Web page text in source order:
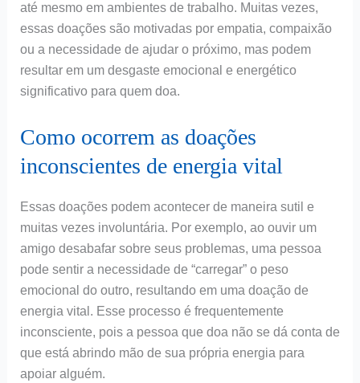
até mesmo em ambientes de trabalho. Muitas vezes,
essas doações são motivadas por empatia, compaixão
ou a necessidade de ajudar o próximo, mas podem
resultar em um desgaste emocional e energético
significativo para quem doa.
Como ocorrem as doações
inconscientes de energia vital
Essas doações podem acontecer de maneira sutil e
muitas vezes involuntária. Por exemplo, ao ouvir um
amigo desabafar sobre seus problemas, uma pessoa
pode sentir a necessidade de “carregar” o peso
emocional do outro, resultando em uma doação de
energia vital. Esse processo é frequentemente
inconsciente, pois a pessoa que doa não se dá conta de
que está abrindo mão de sua própria energia para
apoiar alguém.